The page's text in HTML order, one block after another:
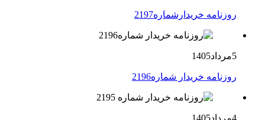
روزنامه خریدارشماره2197
5مرداد1405
روزنامه خریدار شماره2196
4مرداد1405